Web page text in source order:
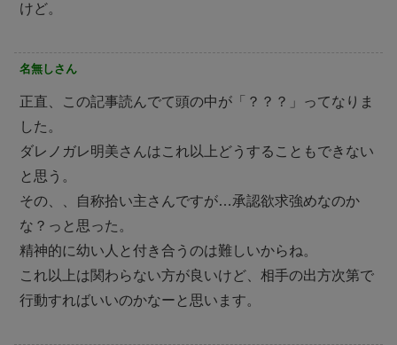
けど。
名無しさん
正直、この記事読んでて頭の中が「？？？」ってなりま
した。
ダレノガレ明美さんはこれ以上どうすることもできない
と思う。
その、、自称拾い主さんですが…承認欲求強めなのか
な？っと思った。
精神的に幼い人と付き合うのは難しいからね。
これ以上は関わらない方が良いけど、相手の出方次第で
行動すればいいのかなーと思います。